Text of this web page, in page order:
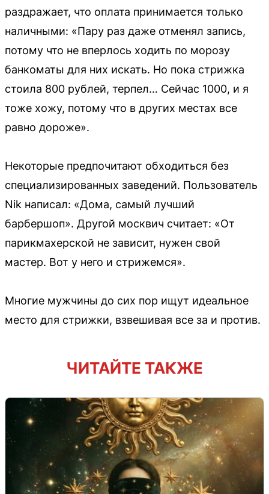
раздражает, что оплата принимается только
наличными: «Пару раз даже отменял запись,
потому что не вперлось ходить по морозу
банкоматы для них искать. Но пока стрижка
стоила 800 рублей, терпел… Сейчас 1000, и я
тоже хожу, потому что в других местах все
равно дороже».
Некоторые предпочитают обходиться без
специализированных заведений. Пользователь
Nik написал: «Дома, самый лучший
барбершоп». Другой москвич считает: «От
парикмахерской не зависит, нужен свой
мастер. Вот у него и стрижемся».
Многие мужчины до сих пор ищут идеальное
место для стрижки, взвешивая все за и против.
ЧИТАЙТЕ ТАКЖЕ